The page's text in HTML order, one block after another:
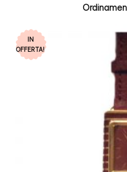
IN
OFFERTA!